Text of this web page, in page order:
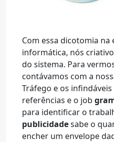
Com essa dicotomia
informática, nós
do sistema. Para
contávamos com a
Tráfego e os
referências e o job
para identificar o
publicidadesabe o
encher um envelope